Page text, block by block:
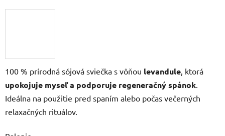
100 % prírodná sójová sviečka s vôňou levandule , ktorá
upokojuje myseľ a podporuje regeneračný spánok
Ideálna na použitie pred spaním alebo počas večerných
relaxačných rituálov.